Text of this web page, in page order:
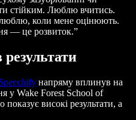
стійким. Люблю вчитись.
коли мене оцінюють.
— це розвиток.”
напряму вплинув на
у Wake Forest School of
показує високі результати, а